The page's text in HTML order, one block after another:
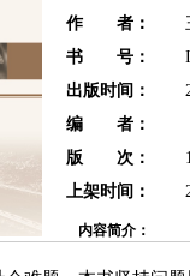
作 者：
书 号：
出版时间：
编 者：
版 次：
上架时间：
内容简介：